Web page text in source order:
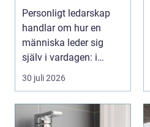
utveckling och
verklig förändring
Personligt ledarskap
handlar om hur en
människa leder sig
själv i vardagen: i
beslut, relationer, ko...
30 juli 2026